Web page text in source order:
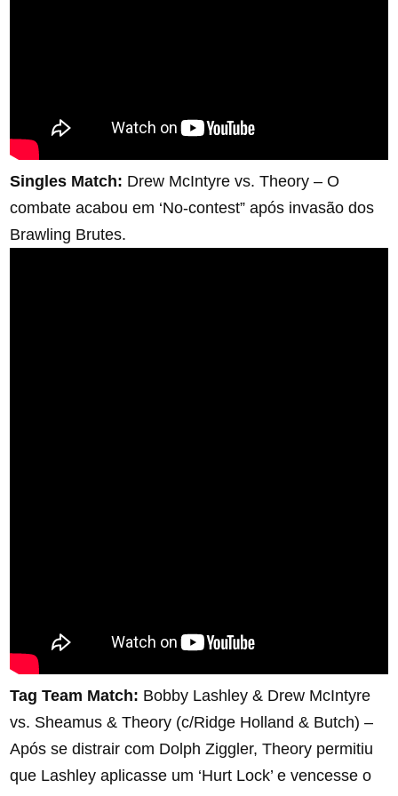
Singles Match: Drew McIntyre vs. Theory – O
combate acabou em ‘No-contest” após invasão dos
Brawling Brutes.
Tag Team Match: Bobby Lashley & Drew McIntyre
vs. Sheamus & Theory (c/Ridge Holland & Butch) –
Após se distrair com Dolph Ziggler, Theory permitiu
que Lashley aplicasse um ‘Hurt Lock’ e vencesse o